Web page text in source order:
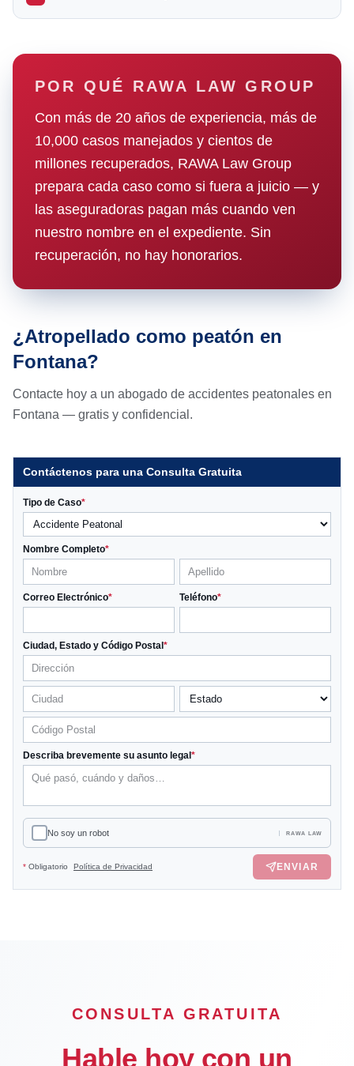
POR QUÉ RAWA LAW GROUP
Con más de 20 años de experiencia, más de
10,000 casos manejados y cientos de
millones recuperados, RAWA Law Group
prepara cada caso como si fuera a juicio — y
las aseguradoras pagan más cuando ven
nuestro nombre en el expediente. Sin
recuperación, no hay honorarios.
¿Atropellado como peatón en
Fontana?
Contacte hoy a un abogado de accidentes peatonales en
Fontana — gratis y confidencial.
Contáctenos para una Consulta Gratuita
Tipo de Caso*
Nombre Completo*
Correo Electrónico* Teléfono*
Ciudad, Estado y Código Postal *
Describa brevemente su asunto legal *
No soy un robot RAWA LAW
* Obligatorio Política de Privacidad ENVIAR
CONSULTA GRATUITA
Hable hoy con un